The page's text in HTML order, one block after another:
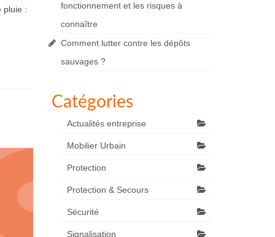
pluie :
fonctionnement et les risques à
connaître
Comment lutter contre les dépôts
sauvages ?
Catégories
Actualités entreprise
Mobilier Urbain
Protection
Protection & Secours
Sécurité
Signalisation